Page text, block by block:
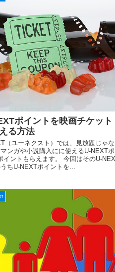
ポイントを映画チケッ
る方法
（ユーネクスト）では、見放題じゃ
ンガや小説購入にに使えるU-NEXT
イントもらえます。 今回はそのU-
ちU-NEXTポイントを...